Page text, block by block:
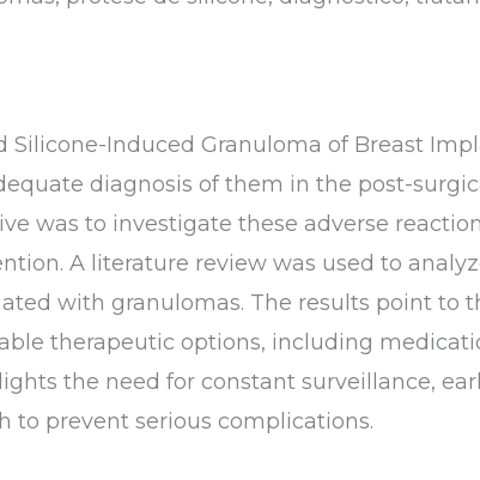
Silicone-Induced Granuloma of Breast
diagnosis of them in the post-
was to investigate these adverse
A literature review was used to
with granulomas. The results point to
therapeutic options, including
the need for constant surveillance,
to prevent serious complications.